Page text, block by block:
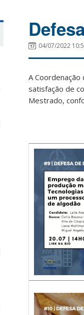
04/07/2022
A Coordenação
satisfação de
Mestrado,